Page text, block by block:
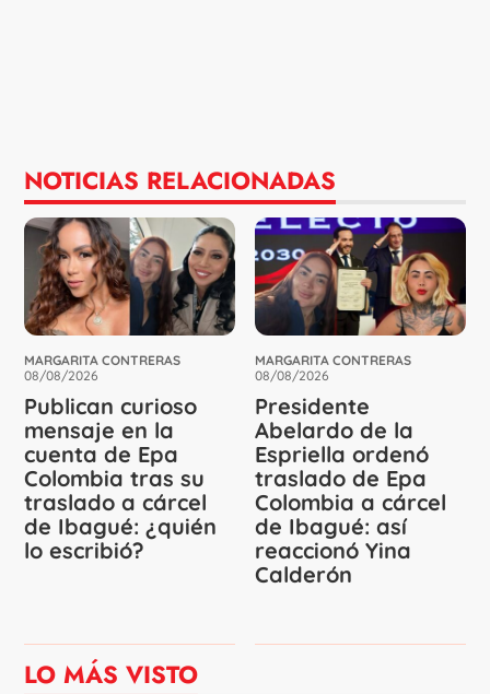
NOTICIAS RELACIONADAS
MARGARITA CONTRERAS
08/08/2026
Publican curioso
mensaje en la
cuenta de Epa
Colombia tras su
traslado a cárcel
de Ibagué: ¿quién
lo escribió?
MARGARITA CONTRERAS
08/08/2026
Presidente
Abelardo de la
Espriella ordenó
traslado de Epa
Colombia a cárcel
de Ibagué: así
reaccionó Yina
Calderón
LO MÁS VISTO